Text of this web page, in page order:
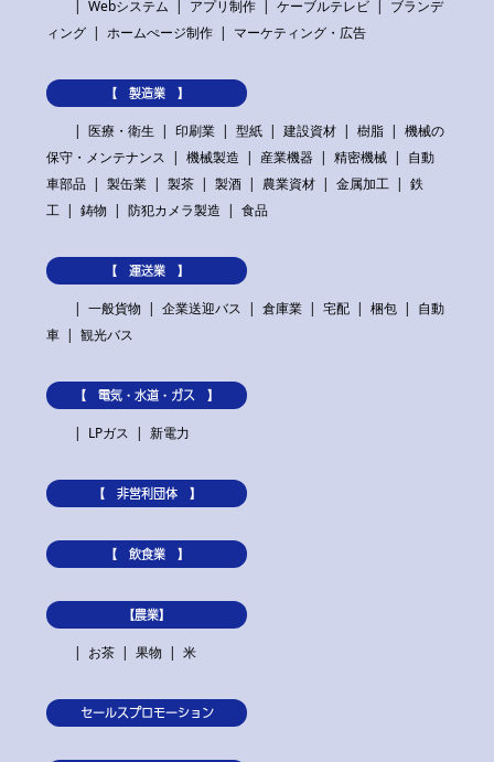
Webシステム
アプリ制作 ケーブルテレビ
ブランデ
ィング
ホームぺージ制作 マーケティング・広告
【 製造業 】
医療・衛生
印刷業 型紙 建設資材 樹脂
機械の
保守・メンテナンス
機械製造 産業機器 精密機械
自動
車部品
製缶業 製茶 製酒 農業資材 金属加工
鉄
工
鋳物 防犯カメラ製造 食品
【 運送業 】
一般貨物
企業送迎バス 倉庫業 宅配 梱包
自動
車
観光バス
【 電気・水道・ガス 】
LPガス
新電力
【 非営利団体 】
【 飲食業 】
【農業】
お茶
果物 米
セールスプロモーション